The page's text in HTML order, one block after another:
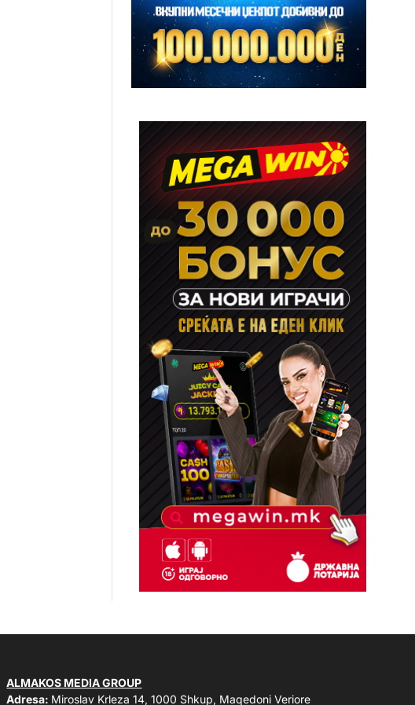
ALMAKOS MEDIA GROUP
Adresa: Miroslav Krleza 14, 1000 Shkup, Maqedoni Veriore